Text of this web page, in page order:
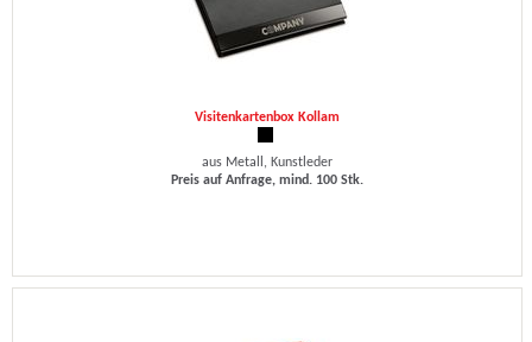
Visitenkartenbox Kollam
aus Metall, Kunstleder
Preis auf Anfrage, mind. 100 Stk.